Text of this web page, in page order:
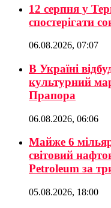
12 серпня у
спостерігати
06.08.2026, 07:07
В Україні
культурний
Прапора
06.08.2026, 06:06
Майже 6
світовий
Petroleum за
05.08.2026, 18:00